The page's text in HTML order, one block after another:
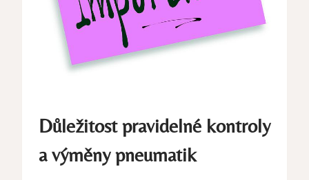
Důležitost pravidelné kontroly
a výměny pneumatik